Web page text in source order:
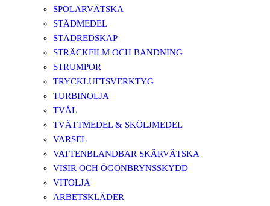
SPOLARVÄTSKA
STÄDMEDEL
STÄDREDSKAP
STRÄCKFILM OCH BANDNING
STRUMPOR
TRYCKLUFTSVERKTYG
TURBINOLJA
TVÅL
TVÄTTMEDEL & SKÖLJMEDEL
VARSEL
VATTENBLANDBAR SKÄRVÄTSKA
VISIR OCH ÖGONBRYNSSKYDD
VITOLJA
ARBETSKLÄDER